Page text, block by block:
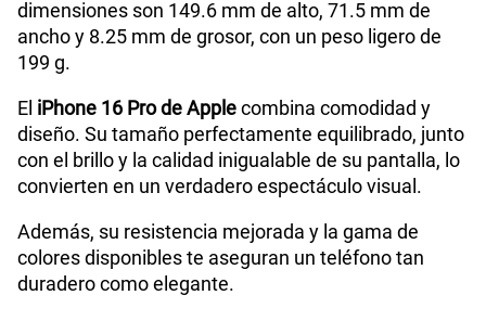
dimensiones son 149.6 mm de alto, 71.5 mm de
ancho y 8.25 mm de grosor, con un peso ligero de
199 g.
El iPhone 16 Pro de Applecombina comodidad y
diseño. Su tamaño perfectamente equilibrado, junto
con el brillo y la calidad inigualable de su pantalla, lo
convierten en un verdadero espectáculo visual.
Además, su resistencia mejorada y la gama de
colores disponibles te aseguran un teléfono tan
duradero como elegante.